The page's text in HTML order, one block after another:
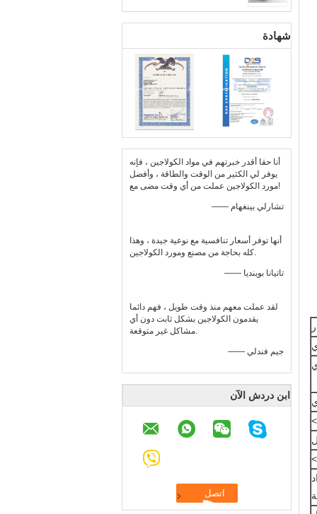
شهادة
أنا حقا أقدر خبرتهم في مواد الكولاجين ، فإنه
يوفر لي الكثير من الوقت والطاقة ، وأفضل
مورد الكولاجين عملت من أي وقت مضى مع!
—— تشارلي بينغهام
أنها توفر أسعار تنافسية مع نوعية جيدة ، وهذا
كله بحاجة من مصنع ومورد الكولاجين.
—— تاتيانا بوينديا
لقد عملت معهم منذ وقت طويل ، فهم دائما
يقدمون الكولاجين بشكل ثابت دون أي
مشاكل غير متوقعة.
—— جيم فندلي
ابن دردش الآن